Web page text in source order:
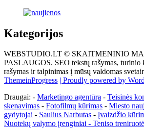
Kategorijos
WEBSTUDIO.LT © SKAITMENINIO
PASLAUGOS. SEO tekstų rašymas, turinio
rašymas ir talpinimas į mūsų valdomas
ThemeinProgress | Proudly powered by
Draugai: - Marketingo agentūra - Teisinės
skenavimas - Fotofilmų kūrimas - Miesto
gydytojai - Saulius Narbutas - Įvaizdžio
Nuotekų valymo įrenginiai - Teniso